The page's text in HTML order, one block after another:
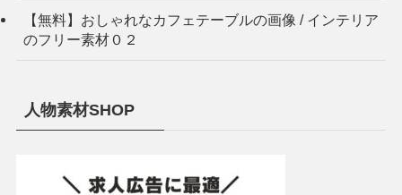
【無料】おしゃれなカフェテーブルの画像 / インテリア
のフリー素材０２
人物素材SHOP